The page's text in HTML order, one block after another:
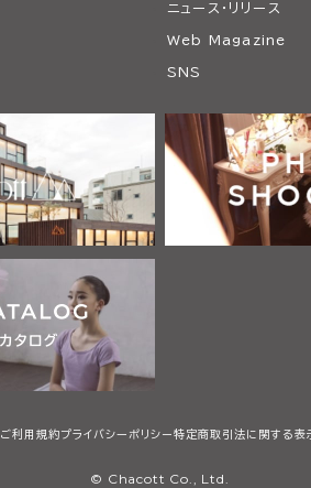
ニュース・リリース
Web Magazine
SNS
ご利用規約プライバシーポリシー特定商取引法に関する表
© Chacott Co., Ltd.